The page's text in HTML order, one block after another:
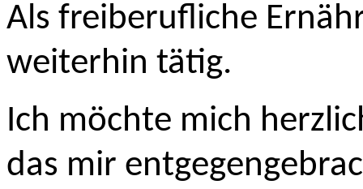
Als freiberufliche
weiterhin tätig.
Ich möchte mich
das mir